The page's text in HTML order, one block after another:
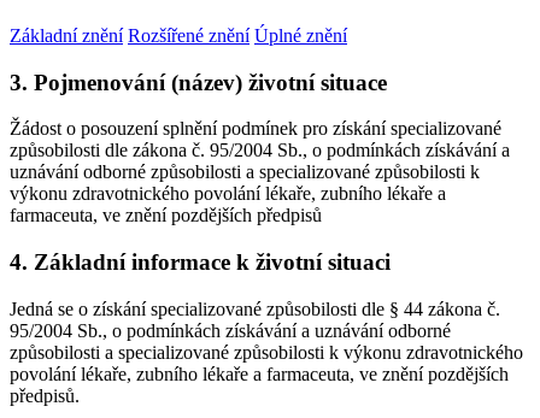
Základní znění Rozšířené znění Úplné znění
3. Pojmenování (název) životní situace
Žádost o posouzení splnění podmínek pro získání specializované
způsobilosti dle zákona č. 95/2004 Sb., o podmínkách získávání a
uznávání odborné způsobilosti a specializované způsobilosti k
výkonu zdravotnického povolání lékaře, zubního lékaře a
farmaceuta, ve znění pozdějších předpisů
4. Základní informace k životní situaci
Jedná se o získání specializované způsobilosti dle § 44 zákona č.
95/2004 Sb., o podmínkách získávání a uznávání odborné
způsobilosti a specializované způsobilosti k výkonu zdravotnického
povolání lékaře, zubního lékaře a farmaceuta, ve znění pozdějších
předpisů.